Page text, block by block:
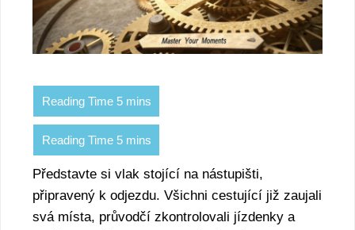
Představte si vlak stojící na nástupišti,
připravený k odjezdu. Všichni cestující již zaujali
svá místa, průvodčí zkontrolovali jízdenky a